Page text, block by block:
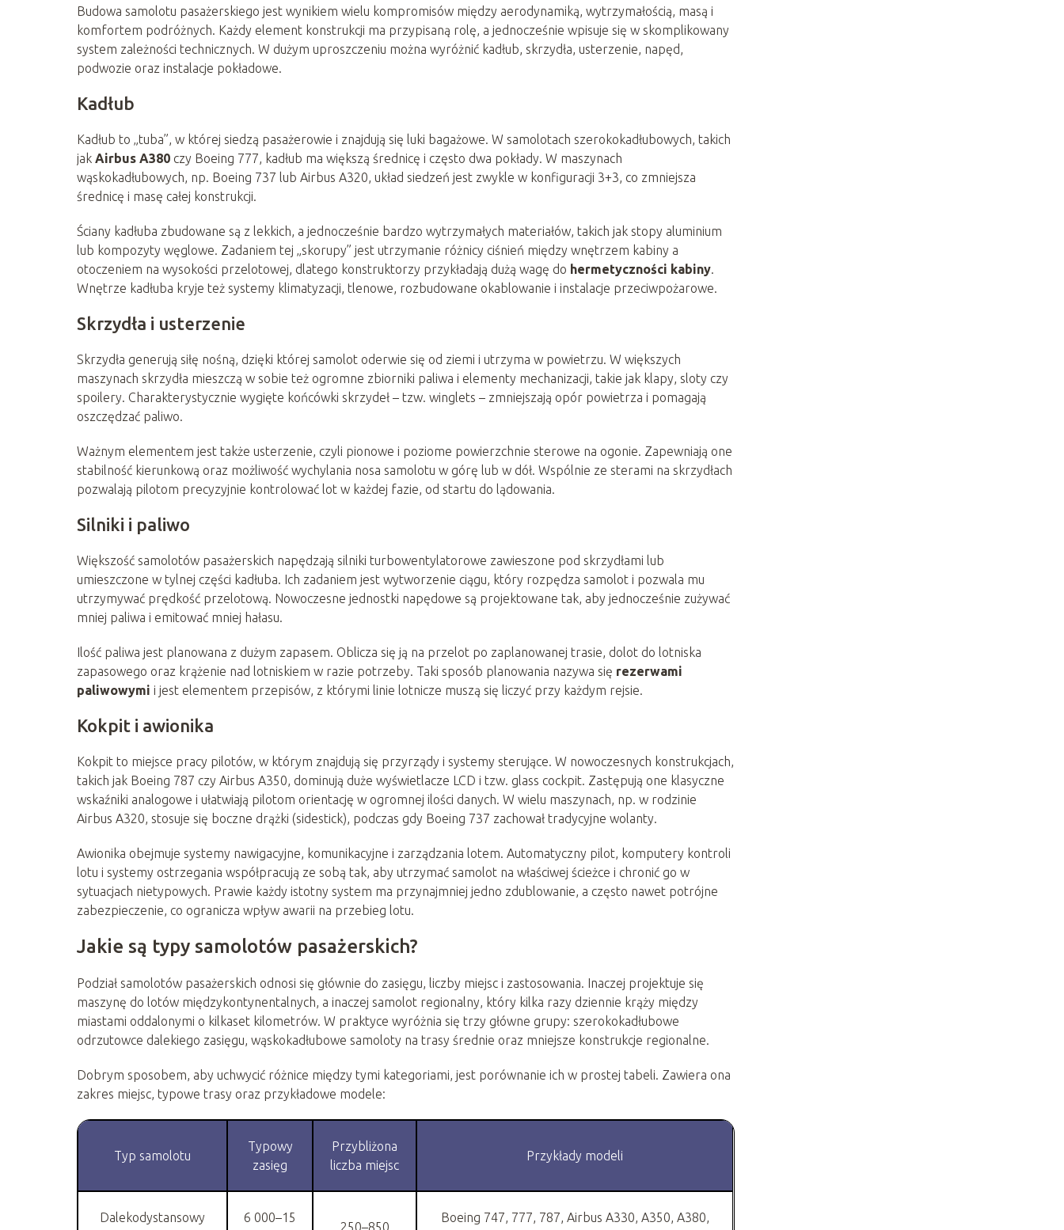
Budowa samolotu pasażerskiego jest wynikiem wielu kompromisów między aerodynamiką, wytrzymałością, masą i
komfortem podróżnych. Każdy element konstrukcji ma przypisaną rolę, a jednocześnie wpisuje się w skomplikowany
system zależności technicznych. W dużym uproszczeniu można wyróżnić kadłub, skrzydła, usterzenie, napęd,
podwozie oraz instalacje pokładowe.
Kadłub
Kadłub to „tuba”, w której siedzą pasażerowie i znajdują się luki bagażowe. W samolotach szerokokadłubowych, takich
jak Airbus A380 czy Boeing 777, kadłub ma większą średnicę i często dwa pokłady. W maszynach
wąskokadłubowych, np. Boeing 737 lub Airbus A320, układ siedzeń jest zwykle w konfiguracji 3+3, co zmniejsza
średnicę i masę całej konstrukcji.
Ściany kadłuba zbudowane są z lekkich, a jednocześnie bardzo wytrzymałych materiałów, takich jak stopy aluminium
lub kompozyty węglowe. Zadaniem tej „skorupy” jest utrzymanie różnicy ciśnień między wnętrzem kabiny a
otoczeniem na wysokości przelotowej, dlatego konstruktorzy przykładają dużą wagę do hermetyczności kabiny.
Wnętrze kadłuba kryje też systemy klimatyzacji, tlenowe, rozbudowane okablowanie i instalacje przeciwpożarowe.
Skrzydła i usterzenie
Skrzydła generują siłę nośną, dzięki której samolot oderwie się od ziemi i utrzyma w powietrzu. W większych
maszynach skrzydła mieszczą w sobie też ogromne zbiorniki paliwa i elementy mechanizacji, takie jak klapy, sloty czy
spoilery. Charakterystycznie wygięte końcówki skrzydeł – tzw. winglets – zmniejszają opór powietrza i pomagają
oszczędzać paliwo.
Ważnym elementem jest także usterzenie, czyli pionowe i poziome powierzchnie sterowe na ogonie. Zapewniają one
stabilność kierunkową oraz możliwość wychylania nosa samolotu w górę lub w dół. Wspólnie ze sterami na skrzydłach
pozwalają pilotom precyzyjnie kontrolować lot w każdej fazie, od startu do lądowania.
Silniki i paliwo
Większość samolotów pasażerskich napędzają silniki turbowentylatorowe zawieszone pod skrzydłami lub
umieszczone w tylnej części kadłuba. Ich zadaniem jest wytworzenie ciągu, który rozpędza samolot i pozwala mu
utrzymywać prędkość przelotową. Nowoczesne jednostki napędowe są projektowane tak, aby jednocześnie zużywać
mniej paliwa i emitować mniej hałasu.
Ilość paliwa jest planowana z dużym zapasem. Oblicza się ją na przelot po zaplanowanej trasie, dolot do lotniska
zapasowego oraz krążenie nad lotniskiem w razie potrzeby. Taki sposób planowania nazywa się rezerwami
paliwowymi i jest elementem przepisów, z którymi linie lotnicze muszą się liczyć przy każdym rejsie.
Kokpit i awionika
Kokpit to miejsce pracy pilotów, w którym znajdują się przyrządy i systemy sterujące. W nowoczesnych konstrukcjach,
takich jak Boeing 787 czy Airbus A350, dominują duże wyświetlacze LCD i tzw. glass cockpit. Zastępują one klasyczne
wskaźniki analogowe i ułatwiają pilotom orientację w ogromnej ilości danych. W wielu maszynach, np. w rodzinie
Airbus A320, stosuje się boczne drążki (sidestick), podczas gdy Boeing 737 zachował tradycyjne wolanty.
Awionika obejmuje systemy nawigacyjne, komunikacyjne i zarządzania lotem. Automatyczny pilot, komputery kontroli
lotu i systemy ostrzegania współpracują ze sobą tak, aby utrzymać samolot na właściwej ścieżce i chronić go w
sytuacjach nietypowych. Prawie każdy istotny system ma przynajmniej jedno zdublowanie, a często nawet potrójne
zabezpieczenie, co ogranicza wpływ awarii na przebieg lotu.
Jakie są typy samolotów pasażerskich?
Podział samolotów pasażerskich odnosi się głównie do zasięgu, liczby miejsc i zastosowania. Inaczej projektuje się
maszynę do lotów międzykontynentalnych, a inaczej samolot regionalny, który kilka razy dziennie krąży między
miastami oddalonymi o kilkaset kilometrów. W praktyce wyróżnia się trzy główne grupy: szerokokadłubowe
odrzutowce dalekiego zasięgu, wąskokadłubowe samoloty na trasy średnie oraz mniejsze konstrukcje regionalne.
Dobrym sposobem, aby uchwycić różnice między tymi kategoriami, jest porównanie ich w prostej tabeli. Zawiera ona
zakres miejsc, typowe trasy oraz przykładowe modele:
Typ samolotu
Typowy
zasięg
Przybliżona
liczba miejsc
Przykłady modeli
Dalekodystansowy
6 000–15
250–850
Boeing 747, 777, 787, Airbus A330, A350, A380,